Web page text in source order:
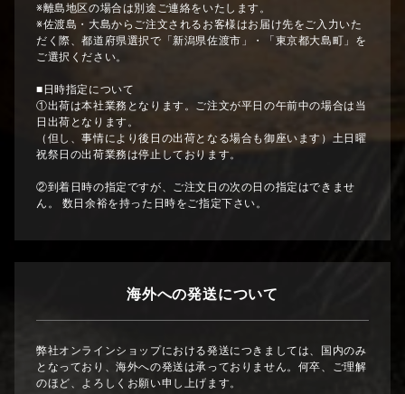
※離島地区の場合は別途ご連絡をいたします。
※佐渡島・大島からご注文されるお客様はお届け先をご入力いた
だく際、都道府県選択で「新潟県佐渡市」・「東京都大島町」を
ご選択ください。
■日時指定について
①出荷は本社業務となります。ご注文が平日の午前中の場合は当
日出荷となります。
（但し、事情により後日の出荷となる場合も御座います）土日曜
祝祭日の出荷業務は停止しております。
②到着日時の指定ですが、ご注文日の次の日の指定はできませ
ん。 数日余裕を持った日時をご指定下さい。
海外への発送について
弊社オンラインショップにおける発送につきましては、国内のみ
となっており、海外への発送は承っておりません。何卒、ご理解
のほど、よろしくお願い申し上げます。